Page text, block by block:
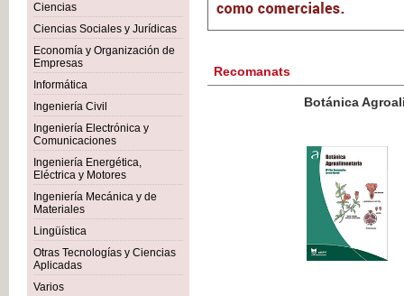
Ciencias
Ciencias Sociales y Jurídicas
Economía y Organización de
Empresas
Informática
Ingeniería Civil
Ingeniería Electrónica y
Comunicaciones
Ingeniería Energética,
Eléctrica y Motores
Ingeniería Mecánica y de
Materiales
Lingüística
Otras Tecnologías y Ciencias
Aplicadas
Varios
Recomanats
Botánica Agroalimentaria
IVA